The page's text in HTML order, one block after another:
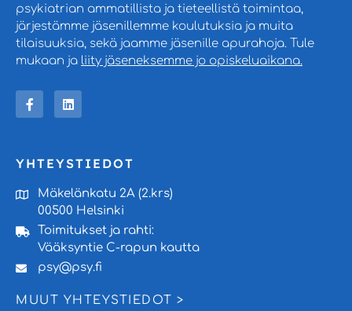
psykiatrian ammatillista ja tieteellistä toimintaa,
järjestämme jäsenillemme koulutuksia ja muita
tilaisuuksia, sekä jaamme jäsenille apurahoja. Tule
mukaan ja liity jäseneksemme jo opiskeluaikana.
YHTEYSTIEDOT
Mäkelänkatu 2A (2.krs)
00500 Helsinki
Toimitukset ja rahti:
Vääksyntie C-rapun kautta
psy@psy.fi
MUUT YHTEYSTIEDOT >